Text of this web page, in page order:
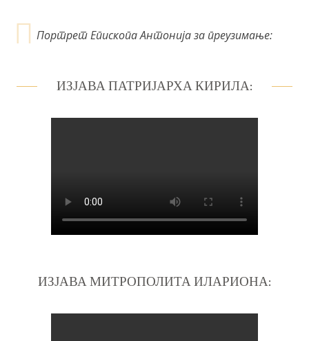
Портрет Епископа Антонија за преузимање:
ИЗЈАВА ПАТРИЈАРХА КИРИЛА:
ИЗЈАВА МИТРОПОЛИТА ИЛАРИОНА: